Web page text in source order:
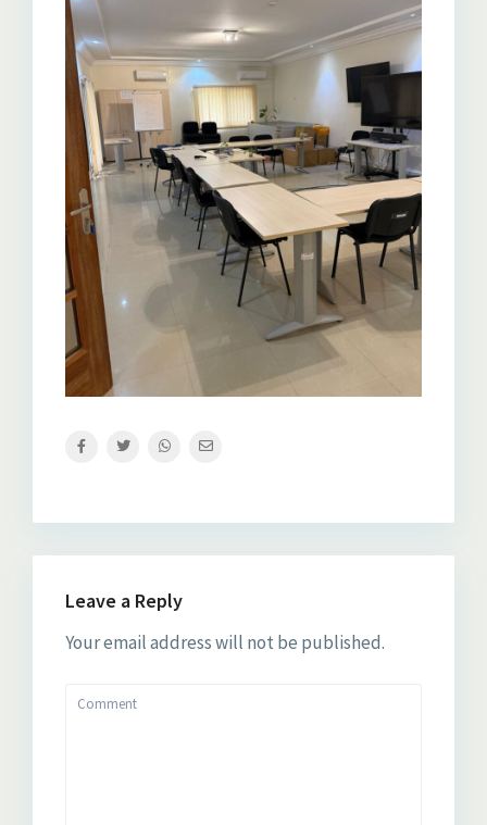
Leave a Reply
Your email address will not be published.